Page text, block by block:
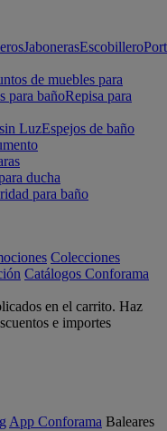
JabonerasEscobillero
de muebles para
para bañoRepisa para
LuzEspejos de baño
ducha
para baño
Colecciones
Catálogos Conforama
en el carrito. Haz
e importes
App Conforama Baleares